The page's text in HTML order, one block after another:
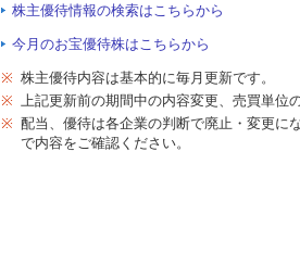
株主優待情報の検索はこちらから
今月のお宝優待株はこちらから
※ 株主優待内容は基本的に毎月更新です。
※ 上記更新前の期間中の内容変更、売買単位
※ 配当、優待は各企業の判断で廃止・変更に
で内容をご確認ください。